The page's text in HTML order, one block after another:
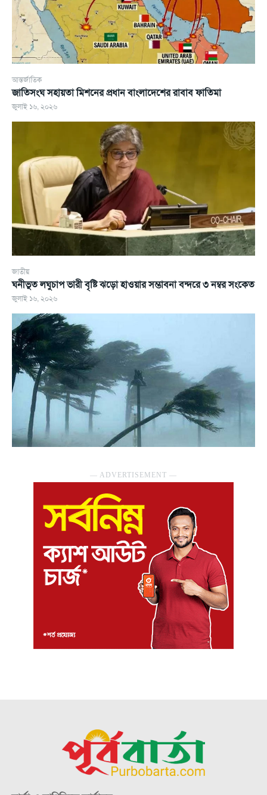
আন্তর্জাতিক
জাতিসংঘ সহায়তা মিশনের প্রধান বাংলাদেশের রাবাব ফাতিমা
জুলাই ১৬, ২০২৬
জাতীয়
ঘনীভূত লঘুচাপ ভারী বৃষ্টি ঝড়ো হাওয়ার সম্ভাবনা বন্দরে ৩ নম্বর সংকেত
জুলাই ১৬, ২০২৬
― ADVERTISEMENT ―